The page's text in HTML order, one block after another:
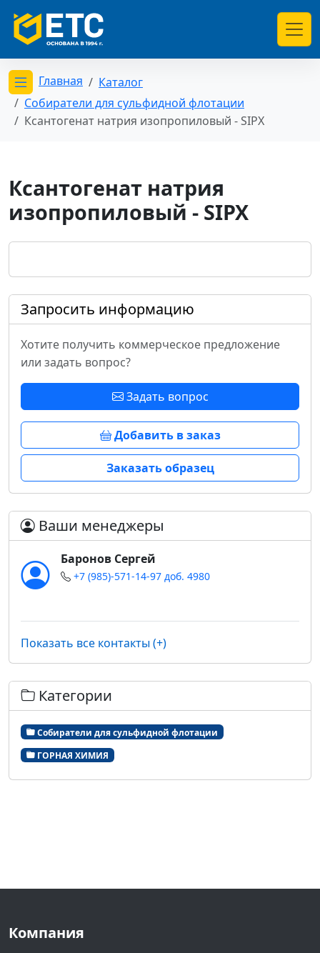
Открыть меню категорий
Главная
Каталог
Собиратели для сульфидной флотации
Ксантогенат натрия изопропиловый - SIPX
Ксантогенат натрия
изопропиловый - SIPX
Запросить информацию
Хотите получить коммерческое предложение
или задать вопрос?
Задать вопрос
Добавить в заказ
Заказать образец
Ваши менеджеры
Баронов Сергей
+7 (985)-571-14-97 доб. 4980
Показать все контакты (+)
Категории
Собиратели для сульфидной флотации
ГОРНАЯ ХИМИЯ
Компания